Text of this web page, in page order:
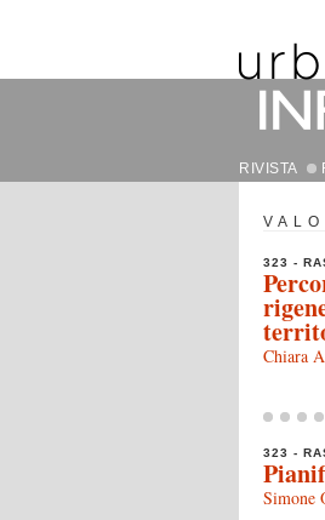
RIVISTA
323 -
Chiara
323 -
Simone